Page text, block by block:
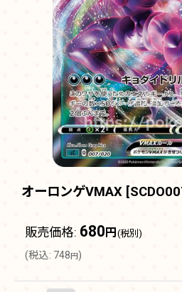
オーロンゲVMAX [
販売価格: 680 円 (税別)
(税込: 748円)